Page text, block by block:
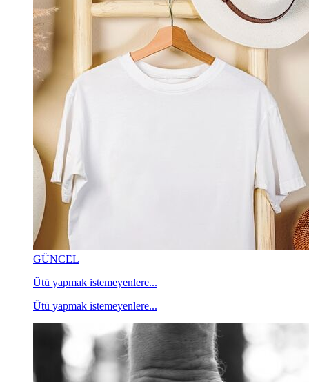
GÜNCEL
Ütü yapmak istemeyenlere...
Ütü yapmak istemeyenlere...